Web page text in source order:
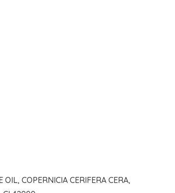
OIL, COPERNICIA CERIFERA CERA,